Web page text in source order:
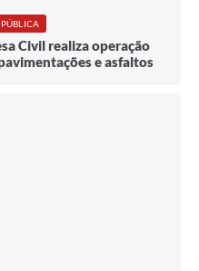
Civil realiza operação
e asfaltos